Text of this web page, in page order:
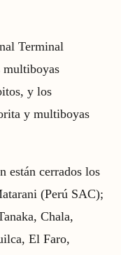
Terminal
multiboyas
y los
y multiboyas
están cerrados los
(Perú SAC);
Chala,
El Faro,